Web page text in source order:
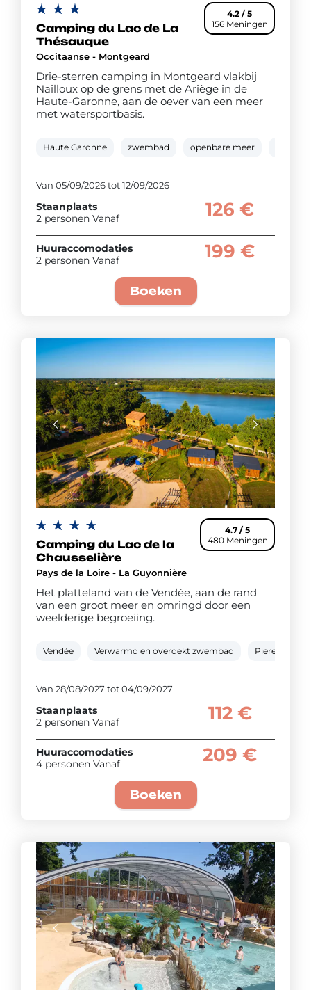
4.2 / 5
156 Meningen
Camping du Lac de La
Thésauque
Occitaanse - Montgeard
Drie-sterren camping in Montgeard vlakbij
Nailloux op de grens met de Ariège in de
Haute-Garonne, aan de oever van een meer
met watersportbasis.
Haute Garonne zwembad openbare meer
Van 05/09/2026 tot 12/09/2026
Staanplaats
2 personen Vanaf
126 €
Huuraccomodaties
2 personen Vanaf
199 €
Boeken
4.7 / 5
480 Meningen
Camping du Lac de la
Chausselière
Pays de la Loire - La Guyonnière
Het platteland van de Vendée, aan de rand
van een groot meer en omringd door een
weelderige begroeiing.
Vendée Verwarmd en overdekt zwembad Pierenbad
Van 28/08/2027 tot 04/09/2027
Staanplaats
2 personen Vanaf
112 €
Huuraccomodaties
4 personen Vanaf
209 €
Boeken